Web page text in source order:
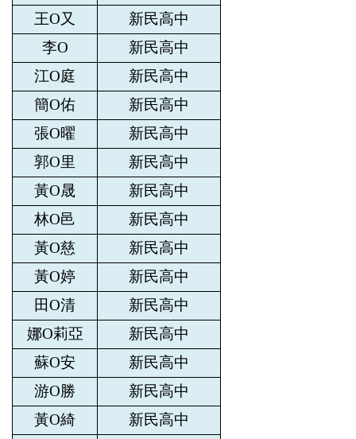
王O又
新民高中
李O
新民高中
江O庭
新民高中
簡O佑
新民高中
張O曜
新民高中
郭O里
新民高中
黃O晟
新民高中
林O邑
新民高中
黃O慈
新民高中
黃O婷
新民高中
田O清
新民高中
娜O莉亞
新民高中
蘇O安
新民高中
游O勝
新民高中
黃O綺
新民高中